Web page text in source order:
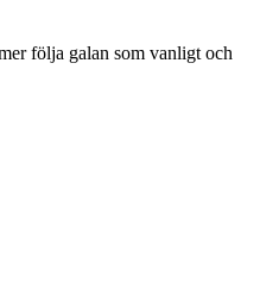
följa galan som vanligt och